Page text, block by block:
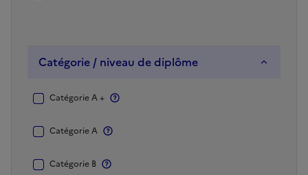
Catégorie / niveau de diplôme
Catégorie
niveau
diplôme
Catégorie A +
Catégorie A
Catégorie B